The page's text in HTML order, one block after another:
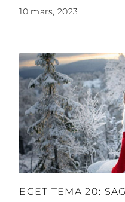
10 mars, 2023
EGET TEMA 20: